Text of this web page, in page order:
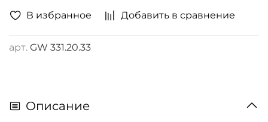
В избранное Добавить в сравнение
арт. GW 331.20.33
Описание